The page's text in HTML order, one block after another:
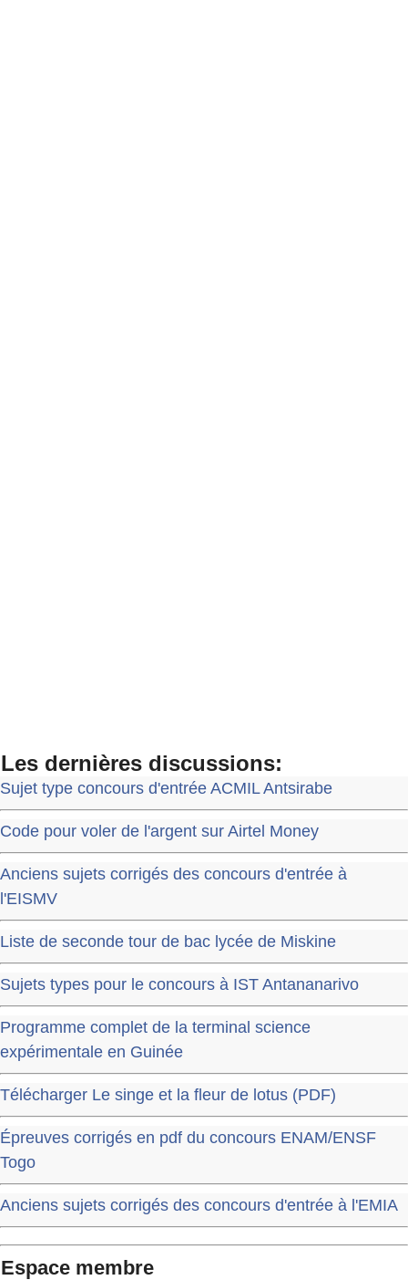
Les dernières discussions:
Sujet type concours d'entrée ACMIL Antsirabe
Code pour voler de l'argent sur Airtel Money
Anciens sujets corrigés des concours d'entrée à
l'EISMV
Liste de seconde tour de bac lycée de Miskine
Sujets types pour le concours à IST Antananarivo
Programme complet de la terminal science
expérimentale en Guinée
Télécharger Le singe et la fleur de lotus (PDF)
Épreuves corrigés en pdf du concours ENAM/ENSF
Togo
Anciens sujets corrigés des concours d'entrée à l'EMIA
Espace membre